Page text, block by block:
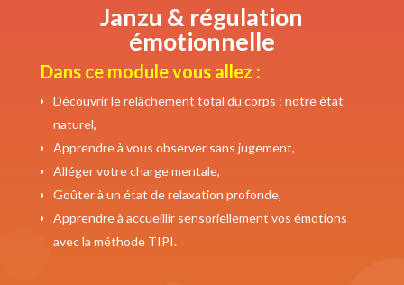
Janzu & régulation
émotionnelle
Dans ce module vous allez :
Découvrir le relâchement total du corps : notre état
naturel,
Apprendre à vous observer sans jugement,
Alléger votre charge mentale,
Goûter à un état de relaxation profonde,
Apprendre à accueillir sensoriellement vos émotions
avec la méthode TIPI.